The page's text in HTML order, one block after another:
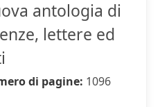
antologia di
lettere ed
di pagine: 1096